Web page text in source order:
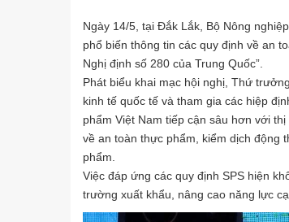
Ngày 14/5, tại Đắk Lắk, Bộ Nông
phổ biến thông tin các quy định về an
Nghị định số 280 của Trung Quốc”.
Phát biểu khai mạc hội nghị, Thứ
kinh tế quốc tế và tham gia các hiệp
phẩm Việt Nam tiếp cận sâu hơn với
về an toàn thực phẩm, kiểm dịch động
phẩm.
Việc đáp ứng các quy định SPS hiện
trường xuất khẩu, nâng cao năng lực